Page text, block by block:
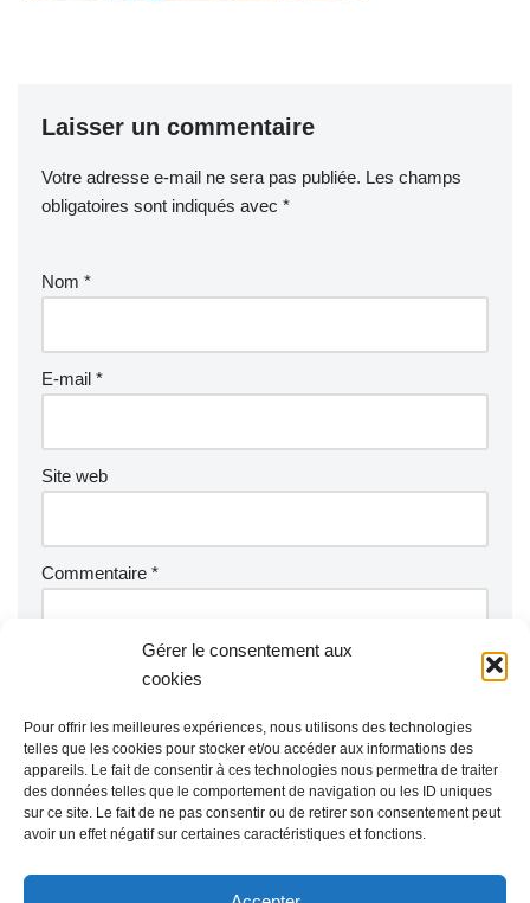
Gérer le consentement aux
cookies
Pour offrir les meilleures expériences, nous utilisons des technologies
telles que les cookies pour stocker et/ou accéder aux informations des
appareils. Le fait de consentir à ces technologies nous permettra de traiter
des données telles que le comportement de navigation ou les ID uniques
sur ce site. Le fait de ne pas consentir ou de retirer son consentement peut
avoir un effet négatif sur certaines caractéristiques et fonctions.
Laisser un commentaire
Votre adresse e-mail ne sera pas publiée. Les champs
obligatoires sont indiqués avec *
Nom *
E-mail *
Site web
Commentaire *